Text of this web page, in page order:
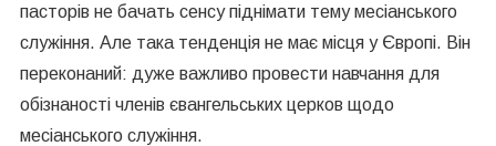
пасторів не бачать сенсу піднімати тему месіанського
служіння. Але така тенденція не має місця у Європі. Він
переконаний: дуже важливо провести навчання для
обізнаності членів євангельських церков щодо
месіанського служіння.